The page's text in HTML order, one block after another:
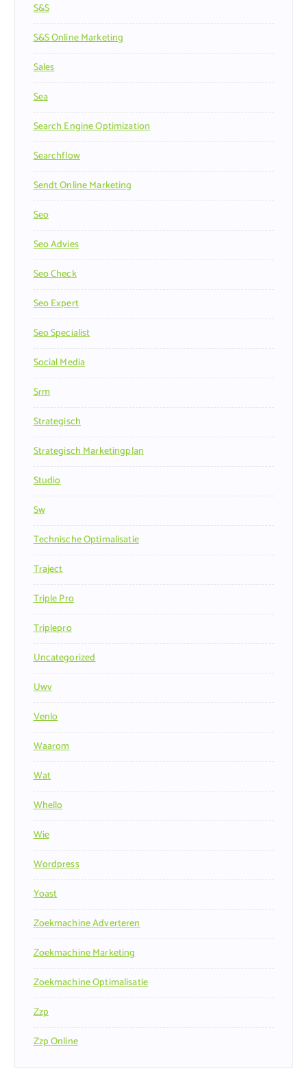
S&s
S&s Online Marketing
Sales
Sea
Search Engine Optimization
Searchflow
Sendt Online Marketing
Seo
Seo Advies
Seo Check
Seo Expert
Seo Specialist
Social Media
Srm
Strategisch
Strategisch Marketingplan
Studio
Sw
Technische Optimalisatie
Traject
Triple Pro
Triplepro
Uncategorized
Uwv
Venlo
Waarom
Wat
Whello
Wie
Wordpress
Yoast
Zoekmachine Adverteren
Zoekmachine Marketing
Zoekmachine Optimalisatie
Zzp
Zzp Online